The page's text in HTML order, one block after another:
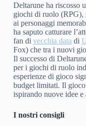
Deltarune ha riscosso
giochi di ruolo (RPG),
ai personaggi
ha saputo catturare
fan di vecchia data di
Fox) che tra i nuovi
Il successo di
per i giochi di ruolo
esperienze di gioco
budget limitati. Il
ispirando nuove idee
I nostri consigli